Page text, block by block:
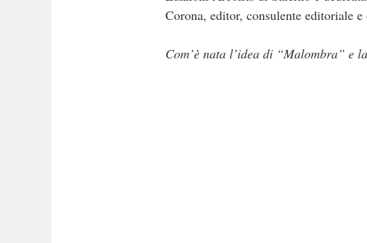
Corona, editor, consulente editoriale
Com’è nata l’idea di “Malombra” e